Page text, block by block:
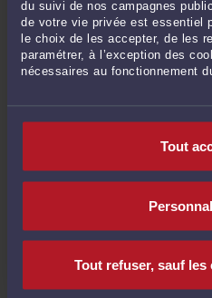
du suivi de nos campagnes
de votre vie privée est essentiel
le choix de les accepter, de les
paramétrer, à l’exception des
nécessaires au fonctionnement
Tout
Tout refuser, sauf
responsabilité aggravée
L’usager doit comprendre
responsable, même sans
En cas de poursuites ou
L’assistance d’un avocat est
analyser la régularité du
évaluer la responsabilité
défendre l’usager
négocier une alternative